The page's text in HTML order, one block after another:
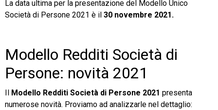
La data ultima per la presentazione del Modello Unico
Società di Persone 2021 è il 30 novembre 2021.
Modello Redditi Società di
Persone: novità 2021
Modello Redditi Società di Persone 2021 presenta
numerose novità. Proviamo ad analizzarle nel dettaglio: